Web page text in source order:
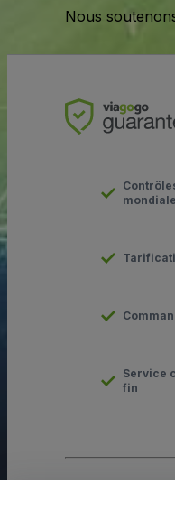
Nous
mondiale
Service
fin